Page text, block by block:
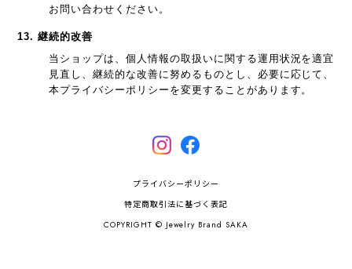
お問い合わせください。
13. 継続的改善
当ショップは、個人情報の取扱いに関する運用状況を適宜
見直し、継続的な改善に努めるものとし、必要に応じて、
本プライバシーポリシーを変更することがあります。
プライバシーポリシー
特定商取引法に基づく表記
COPYRIGHT © Jewelry Brand SAKA